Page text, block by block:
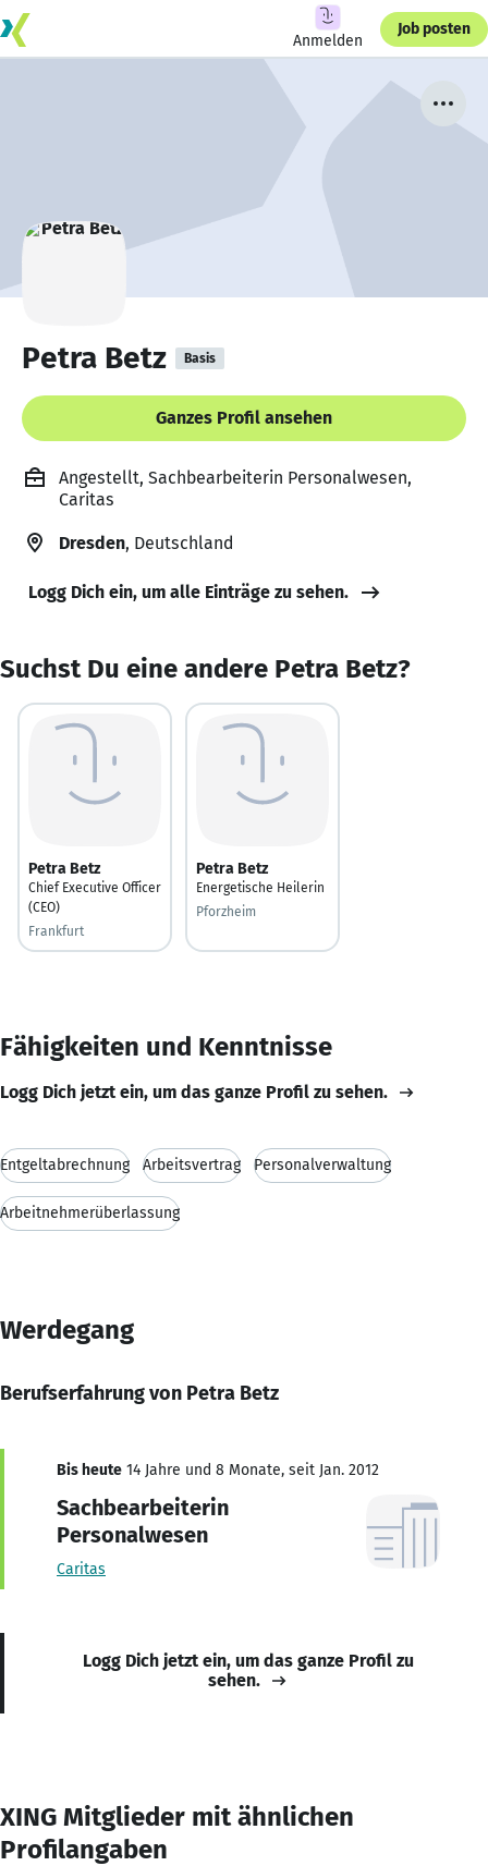
Anmelden
Job posten
Petra Betz Basis
Ganzes Profil ansehen
Angestellt, Sachbearbeiterin Personalwesen,
Caritas
Dresden, Deutschland
Logg Dich ein, um alle Einträge zu sehen.
Suchst Du eine andere Petra Betz?
Petra Betz
Chief Executive Officer
(CEO)
Frankfurt
Petra Betz
Energetische Heilerin
Pforzheim
Fähigkeiten und Kenntnisse
Logg Dich jetzt ein, um das ganze Profil zu sehen.
Entgeltabrechnung Arbeitsvertrag Personalverwaltung
Arbeitnehmerüberlassung
Werdegang
Berufserfahrung von Petra Betz
Bis heute 14 Jahre und 8 Monate, seit Jan. 2012
Sachbearbeiterin
Personalwesen
Caritas
Logg Dich jetzt ein, um das ganze Profil zu
sehen.
XING Mitglieder mit ähnlichen
Profilangaben